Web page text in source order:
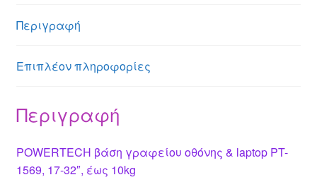
n
g
er p
Περιγραφή
Επιπλέον πληροφορίες
Περιγραφή
POWERTECH βάση γραφείου οθόνης & laptop PT-
1569, 17-32″, έως 10kg